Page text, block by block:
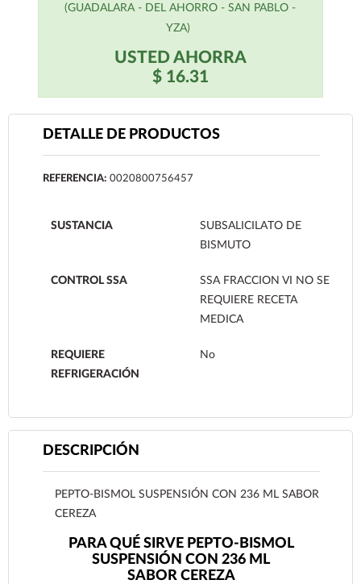
(GUADALARA - DEL AHORRO - SAN PABLO -
YZA)
USTED AHORRA
$ 16.31
DETALLE DE PRODUCTOS
REFERENCIA: 0020800756457
SUSTANCIA
SUBSALICILATO DE
BISMUTO
CONTROL SSA
SSA FRACCION VI NO SE
REQUIERE RECETA
MEDICA
REQUIERE
REFRIGERACIÓN
No
DESCRIPCIÓN
PEPTO-BISMOL SUSPENSIÓN CON 236 ML SABOR
CEREZA
PARA QUÉ SIRVE PEPTO-BISMOL
SUSPENSIÓN CON 236 ML
SABOR CEREZA